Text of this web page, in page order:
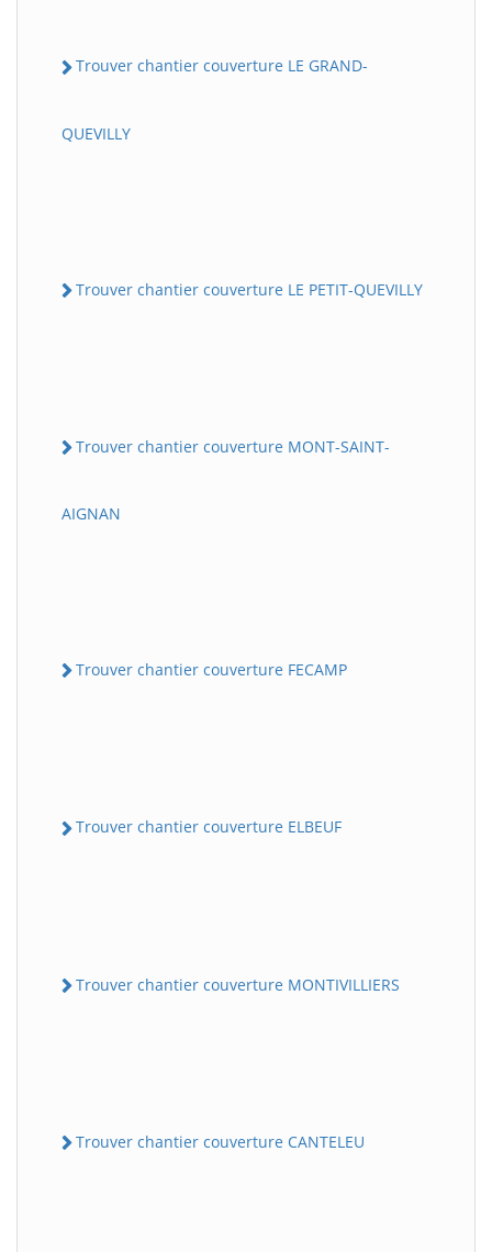
Trouver chantier couverture LE GRAND-
QUEVILLY
Trouver chantier couverture LE PETIT-QUEVILLY
Trouver chantier couverture MONT-SAINT-
AIGNAN
Trouver chantier couverture FECAMP
Trouver chantier couverture ELBEUF
Trouver chantier couverture MONTIVILLIERS
Trouver chantier couverture CANTELEU